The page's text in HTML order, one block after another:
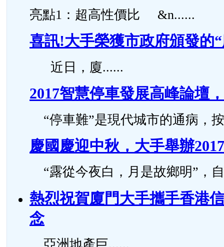
亮點1：超高性價比 &n......
喜訊!大手榮獲市政府頒發的
近日，廈......
2017智慧停車發展高峰論壇
“停車難”是現代城市的通病
慶國慶迎中秋，大手舉辦
“露從今夜白，月是故鄉明”，
熱烈祝賀廈門大手攜手香港信
念